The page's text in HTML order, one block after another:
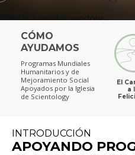
This is a modal window.
CÓMO
AYUDAMOS
Programas Mundiales
Humanitarios y de
Mejoramiento Social
Apoyados por la Iglesia
de Scientology
El
a
INTRODUCCIÓN
APOYANDO